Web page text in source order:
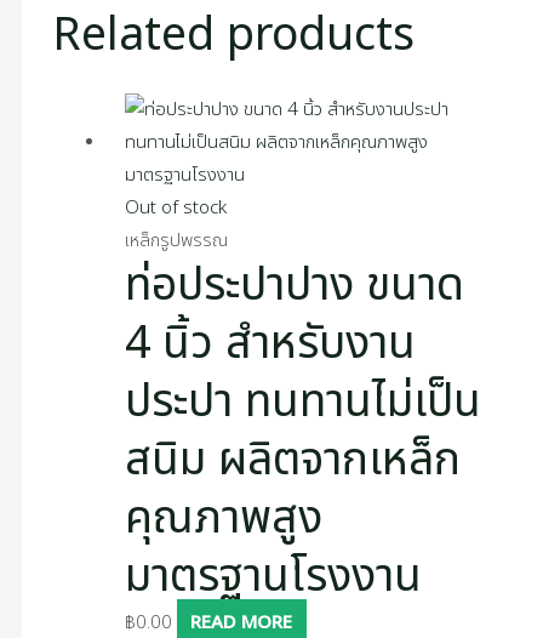
Related products
Out of stock
เหล็กรูปพรรณ
ท่อประปาปาง ขนาด
4 นิ้ว สำหรับงาน
ประปา ทนทานไม่เป็น
สนิม ผลิตจากเหล็ก
คุณภาพสูง
มาตรฐานโรงงาน
฿0.00 READ MORE